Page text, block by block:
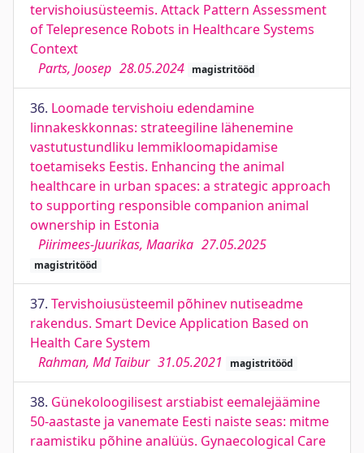
tervishoiusüsteemis. Attack Pattern Assessment
of Telepresence Robots in Healthcare Systems
Context
Parts, Joosep 28.05.2024 magistritööd
36. Loomade tervishoiu edendamine
linnakeskkonnas: strateegiline lähenemine
vastutustundliku lemmikloomapidamise
toetamiseks Eestis. Enhancing the animal
healthcare in urban spaces: a strategic approach
to supporting responsible companion animal
ownership in Estonia
Piirimees-Juurikas, Maarika 27.05.2025
magistritööd
37. Tervishoiusüsteemil põhinev nutiseadme
rakendus. Smart Device Application Based on
Health Care System
Rahman, Md Taibur 31.05.2021 magistritööd
38. Günekoloogilisest arstiabist eemalejäämine
50-aastaste ja vanemate Eesti naiste seas: mitme
raamistiku põhine analüüs. Gynaecological Care